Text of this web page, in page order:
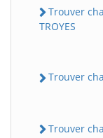
Trouver
TROYES
Trouver
Trouver